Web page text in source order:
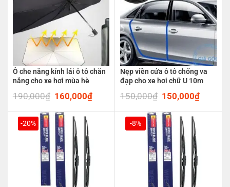
Ô che nắng kính lái ô tô chắn
nắng cho xe hơi mùa hè
190,000₫ Original
was:
190,000₫.
160,000₫Current
is:
160,000₫.
Nẹp viền cửa ô tô chống va
đạp cho xe hơi chữ U 10m
150,000₫ Original
was:
150,000₫.
150,000₫Current
is:
-20% -8%